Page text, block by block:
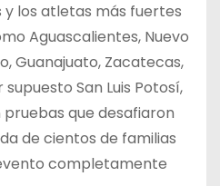
los atletas más fuertes
Aguascalientes, Nuevo
Guanajuato, Zacatecas,
San Luis Potosí,
que desafiaron
de cientos de familias
completamente